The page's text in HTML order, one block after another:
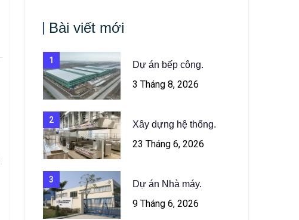
Bài viết mới
1 Dự án bếp công.
3 Tháng 8, 2026
2 Xây dựng hệ thống.
23 Tháng 6, 2026
3 Dự án Nhà máy.
9 Tháng 6, 2026